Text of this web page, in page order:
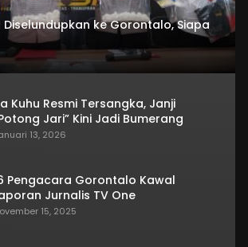
Diselundupkan ke Gorontalo, Siapa
Kuhu Resmi Tersangka, Janji
Jari” Kini Jadi Bumerang
13, 2026
Pengacara Gorontalo Kawal
Jurnalis TV One
15, 2025